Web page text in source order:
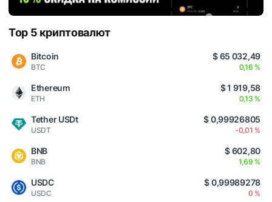
Top 5 криптовалют
Bitcoin
BTC
$ 65 032,49
0,16 %
Ethereum
ETH
$ 1 919,58
0,13 %
Tether USDt
USDT
$ 0,99926805
-0,01 %
BNB
BNB
$ 602,80
1,69 %
USDC
USDC
$ 0,99989278
0 %